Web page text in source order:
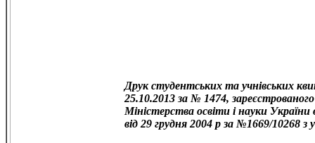
Друк студентських та учнівських
25.10.2013 за № 1474,
Міністерства освіти і науки
від 29 грудня 2004 р за №1669/10268